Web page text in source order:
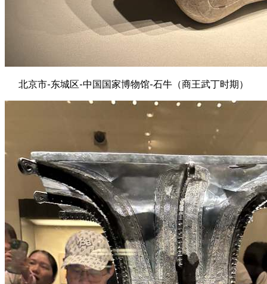
北京市-东城区-中国国家博物馆-石牛（商王武丁时期）